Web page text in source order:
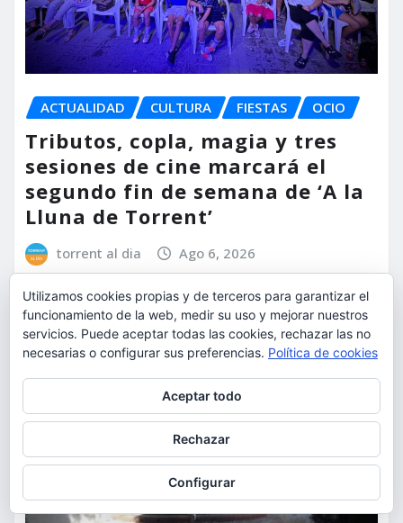
ACTUALIDAD CULTURA FIESTAS OCIO
Tributos, copla, magia y tres
sesiones de cine marcará el
segundo fin de semana de ‘A la
Lluna de Torrent’
torrent al dia Ago 6, 2026
Utilizamos cookies propias y de terceros para garantizar el
funcionamiento de la web, medir su uso y mejorar nuestros
servicios. Puede aceptar todas las cookies, rechazar las no
necesarias o configurar sus preferencias. Política de cookies
Aceptar todo
Rechazar
Configurar
Para obtener más información, incluido cómo gestionar las cookies,